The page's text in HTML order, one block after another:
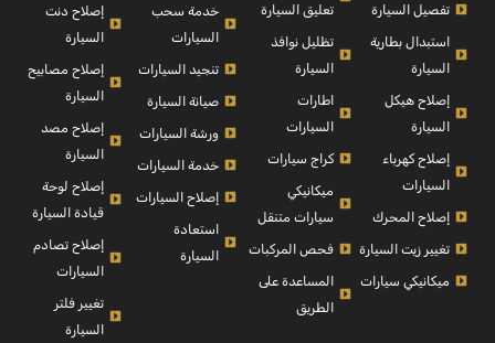
تفصيل السيارة
استبدال بطارية
السيارة
إصلاح هيكل
السيارة
إصلاح كهرباء
السيارات
إصلاح المحرك
تغيير زيت السيارة
ميكانيكي سيارات
تعليق السيارة
تظليل نوافذ
السيارة
اطارات
السيارات
كراج سيارات
ميكانيكي
سيارات متنقل
فحص المركبات
المساعدة على
الطريق
خدمة سحب
السيارات
تنجيد السيارات
صيانة السيارة
ورشة السيارات
خدمة السيارات
إصلاح السيارات
استعادة
السيارة
إصلاح دنت
السيارة
إصلاح مصابيح
السيارة
إصلاح مصد
السيارة
إصلاح لوحة
قيادة السيارة
إصلاح تصادم
السيارات
تغيير فلتر
السيارة